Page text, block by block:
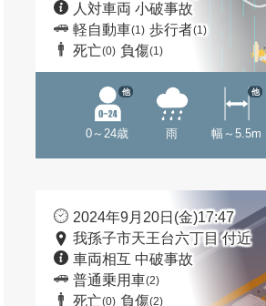
人対車両 小破事故
軽自動車(1) 歩行者(1)
死亡(0) 負傷(1)
0～24歳
他
雨 幅～5.5m
他
2024年9月20日(金)17:47
我孫子市天王台六丁目 付近
車両相互 中破事故
普通乗用車(2)
死亡(0) 負傷(2)